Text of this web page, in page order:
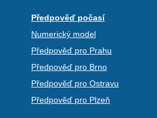
Předpověď počasí
Numerický model
Předpověď pro Prahu
Předpověď pro Brno
Předpověď pro Ostravu
Předpověď pro Plzeň